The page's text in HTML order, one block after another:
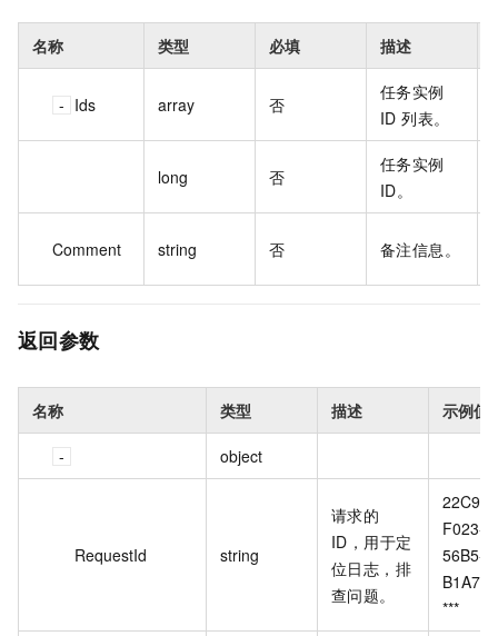
名称 类型 必填 描述
Ids array 否
任务实例
ID 列表。
long 否
任务实例
ID。
Comment string 否 备注信息。
返回参数
名称 类型 描述 示例值
object
RequestId string
请求的
ID，用于定
位日志，排
查问题。
F023-
56B5-
***